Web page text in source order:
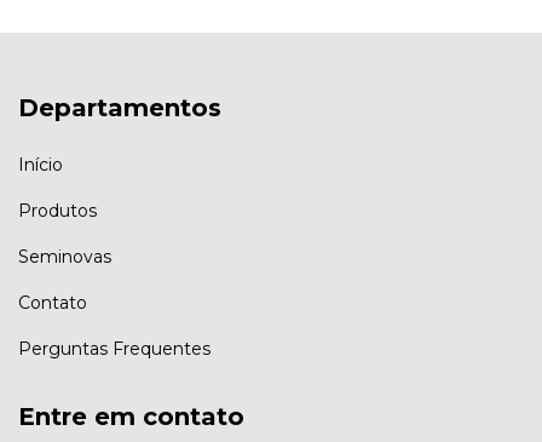
Departamentos
Início
Produtos
Seminovas
Contato
Perguntas Frequentes
Entre em contato